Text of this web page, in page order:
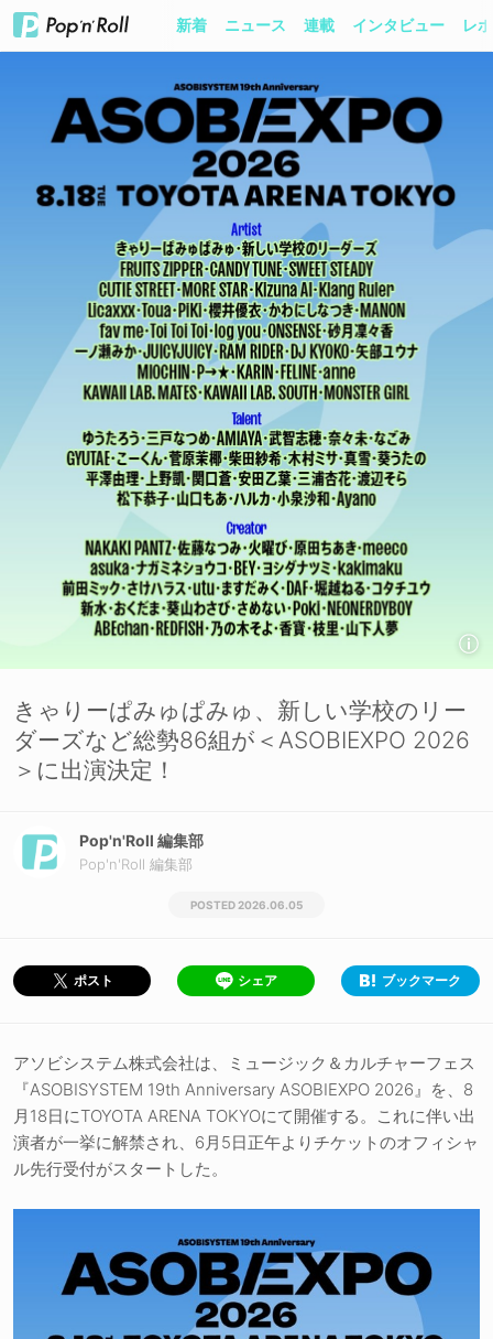
新着 ニュース 連載 インタビュー レ
きゃりーぱみゅぱみゅ、新しい学校のリー
ダーズなど総勢86組が＜ASOBIEXPO 2026
＞に出演決定！
Pop'n'Roll 編集部
Pop'n'Roll 編集部
2026.06.05
ポスト シェア ブックマーク
アソビシステム株式会社は、ミュージック＆カルチャーフェス
『ASOBISYSTEM 19th Anniversary ASOBIEXPO 2026』を、8
月18日にTOYOTA ARENA TOKYOにて開催する。これに伴い出
演者が一挙に解禁され、6月5日正午よりチケットのオフィシャ
ル先行受付がスタートした。